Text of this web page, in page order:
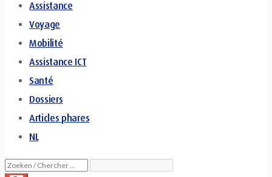
Assistance
Voyage
Mobilité
Assistance ICT
Santé
Dossiers
Articles phares
NL